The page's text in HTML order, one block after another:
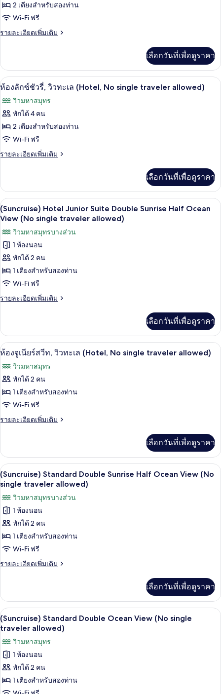
2 เตียงสำหรับสองท่าน
Wi-Fi ฟรี
รายละเอียดเพิ่มเติม
ราย
เกี่ยว
กับ
(Suncruise)
Twin
Sunrise
Ocean
View
single
เลือกวันที่เพื่อดูราคา
เปิด
ภาพถ่าย
ทั้งหมด
ของ
ห้อง
ลัก
รี่,
วิว
ทะเล
(Hotel,
No
single
traveler
allowed)
1
ห้องลักซ์ชัวรี่, วิวทะเล (Hotel, No single traveler allowed)
วิวมหาสมุทร
พักได้ 4 คน
2 เตียงสำหรับสองท่าน
Wi-Fi ฟรี
รายละเอียดเพิ่มเติม
ราย
เกี่ยว
กับ
ห้อง
ลัก
รี่,
วิว
ทะเล
(Hotel,
No
traveler
allowed)
เลือกวันที่เพื่อดูราคา
เปิด
ภาพถ่าย
ทั้งหมด
ของ
(Suncruise)
Hotel
Junior
Suite
Half
Ocean
View
(No
single
traveler
allowed)
1
(Suncruise) Hotel Junior Suite Double Sunrise Half Ocean
View (No single traveler allowed)
วิวมหาสมุทรบางส่วน
1 ห้องนอน
พักได้ 2 คน
1 เตียงสำหรับสองท่าน
Wi-Fi ฟรี
รายละเอียดเพิ่มเติม
ราย
เกี่ยว
กับ
(Suncruise)
Hotel
Junior
Suite
Double
Sunrise
Half
View
allowed)
เลือกวันที่เพื่อดูราคา
เปิด
ภาพถ่าย
ทั้งหมด
ของ
ห้อง
จู
สวีท,
วิว
ทะเล
(Hotel,
No
single
traveler
allowed)
ห้องจูเนียร์สวีท, วิวทะเล (Hotel, No
2
ห้องจูเนียร์สวีท, วิวทะเล (Hotel, No single traveler allowed)
วิวมหาสมุทร
พักได้ 2 คน
1 เตียงสำหรับสองท่าน
Wi-Fi ฟรี
รายละเอียดเพิ่มเติม
ราย
เกี่ยว
กับ
ห้อง
จู
เนียร์
สวี
ท,
วิว
ทะเล
(Hotel,
single
traveler
allowed)
เลือกวันที่เพื่อดูราคา
เปิด
ภาพถ่าย
ทั้งหมด
ของ
(Suncruise)
Standard
Double
Sunrise
View
(No
single
traveler
allowed)
(Suncruise) Standard Double
2
(Suncruise) Standard Double Sunrise Half Ocean View (No
single traveler allowed)
วิวมหาสมุทรบางส่วน
1 ห้องนอน
พักได้ 2 คน
1 เตียงสำหรับสองท่าน
Wi-Fi ฟรี
รายละเอียดเพิ่มเติม
ราย
เกี่ยว
กับ
(Suncruise)
Standard
Sunrise
Half
Ocean
View
(No
เลือกวันที่เพื่อดูราคา
เปิด
ภาพถ่าย
ทั้งหมด
ของ
(Suncruise)
Standard
(Suncruise) Standard Double
1
(Suncruise) Standard Double Ocean View (No single
traveler allowed)
วิวมหาสมุทร
1 ห้องนอน
พักได้ 2 คน
1 เตียงสำหรับสองท่าน